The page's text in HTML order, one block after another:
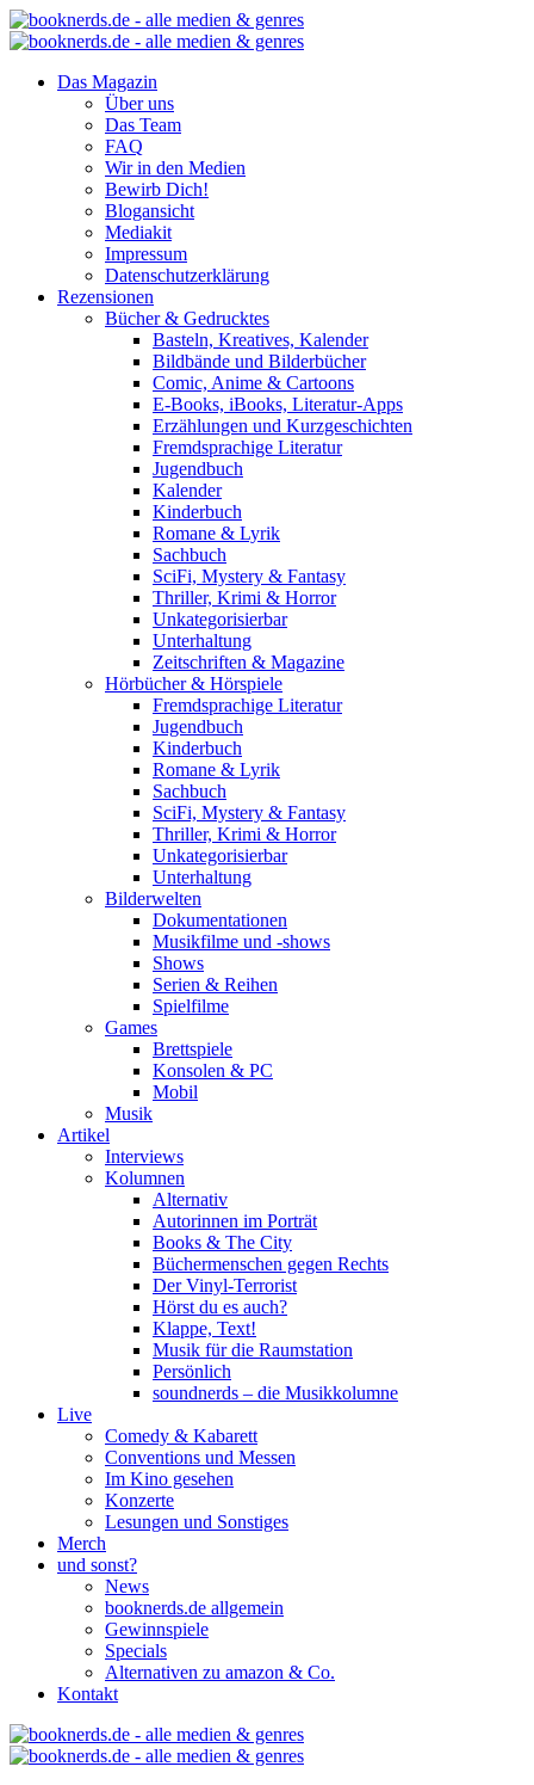
Das Magazin
Über uns
Das Team
FAQ
Wir in den Medien
Bewirb Dich!
Blogansicht
Mediakit
Impressum
Datenschutzerklärung
Rezensionen
Bücher & Gedrucktes
Basteln, Kreatives, Kalender
Bildbände und Bilderbücher
Comic, Anime & Cartoons
E-Books, iBooks, Literatur-Apps
Erzählungen und Kurzgeschichten
Fremdsprachige Literatur
Jugendbuch
Kalender
Kinderbuch
Romane & Lyrik
Sachbuch
SciFi, Mystery & Fantasy
Thriller, Krimi & Horror
Unkategorisierbar
Unterhaltung
Zeitschriften & Magazine
Hörbücher & Hörspiele
Fremdsprachige Literatur
Jugendbuch
Kinderbuch
Romane & Lyrik
Sachbuch
SciFi, Mystery & Fantasy
Thriller, Krimi & Horror
Unkategorisierbar
Unterhaltung
Bilderwelten
Dokumentationen
Musikfilme und -shows
Shows
Serien & Reihen
Spielfilme
Games
Brettspiele
Konsolen & PC
Mobil
Musik
Artikel
Interviews
Kolumnen
Alternativ
Autorinnen im Porträt
Books & The City
Büchermenschen gegen Rechts
Der Vinyl-Terrorist
Hörst du es auch?
Klappe, Text!
Musik für die Raumstation
Persönlich
soundnerds – die Musikkolumne
Live
Comedy & Kabarett
Conventions und Messen
Im Kino gesehen
Konzerte
Lesungen und Sonstiges
Merch
und sonst?
News
booknerds.de allgemein
Gewinnspiele
Specials
Alternativen zu amazon & Co.
Kontakt